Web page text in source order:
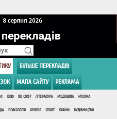
8 серпня 2026
БІЛЬШЕ ПЕРЕКЛАДІВ
МАПА САЙТУ РЕКЛАМА
КІНО ПК, СОФТ ЛІТЕРАТУРА МЕДИЦИНА МУЗИКА
ПСИХОЛОГІЯ РЕЛІГІЯ СПОРТ КРАЇНИ БУДІВНИЦТВО